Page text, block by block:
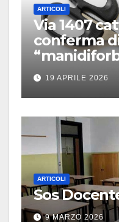
ARTICOLI
Via 1407
conferma
19 APRILE 2026
ARTICOLI
Sos
9 MARZO 2026